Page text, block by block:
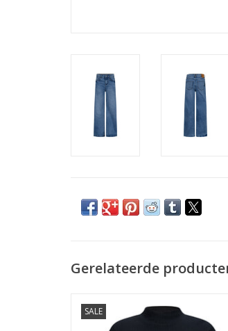
Gerelateerde
SALE
TOEVOEGEN AAN WINKELWAGEN